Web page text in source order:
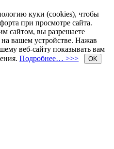
куки (cookies), чтобы
при просмотре сайта.
сайтом, вы разрешаете
вашем устройстве. Нажав
веб-сайту показывать вам
Подробнее… >>> OK